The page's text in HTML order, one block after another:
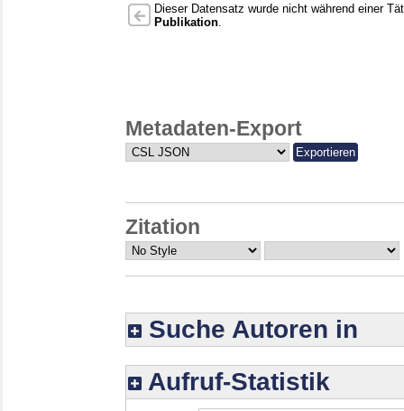
Dieser Datensatz wurde nicht während einer
Publikation
Metadaten-Export
Zitation
Suche Autoren in
Aufruf-Statistik